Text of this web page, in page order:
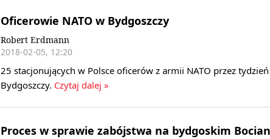
Oficerowie NATO w Bydgoszczy
Robert Erdmann
2018-02-05, 12:20
25 stacjonujących w Polsce oficerów z armii NATO przez
Bydgoszczy. Czytaj dalej »
Proces w sprawie zabójstwa na bydgoskim